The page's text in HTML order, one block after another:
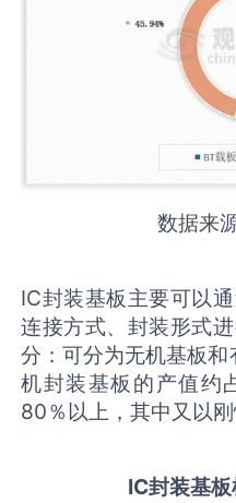
数据来
IC封装基板主要可以
连接方式、封装形式
分：可分为无机基板
机封装基板的产值约
80％以上，其中又以刚
IC封装基